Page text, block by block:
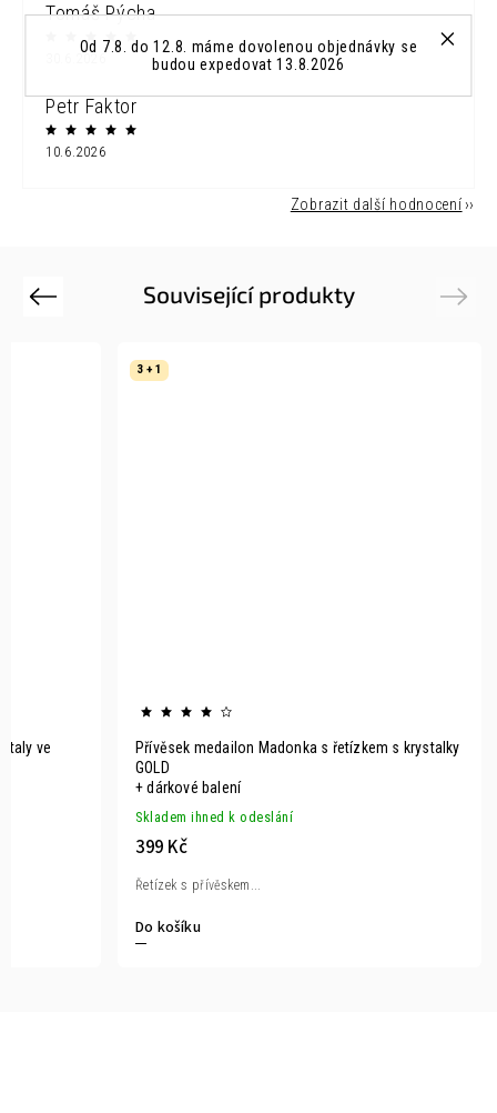
Od 7.8. do 12.8. máme dovolenou objednávky se
budou expedovat 13.8.2026
Tomáš Pýcha
Petr Faktor
10.6.2026
Zobrazit další hodnocení
Související produkty
Previous
ve
3 + 1
Přívěsek medailon Madonka s řetízkem s krystalky
GOLD
+ dárkové balení
Skladem ihned k odeslání
399 Kč
Do košíku
Řetízek s přívěskem...
Next